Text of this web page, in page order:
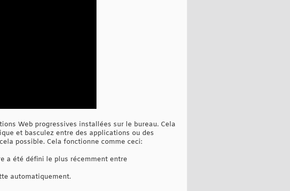
Web progressives installées sur le bureau. Cela
et basculez entre des applications ou des
possible. Cela fonctionne comme ceci:
a été défini le plus récemment entre
automatiquement.